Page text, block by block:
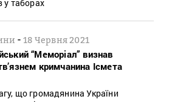
у таборах
-18 Червня 2021
“Меморіал” визнав
кримчанина Ісмета
що громадянина України